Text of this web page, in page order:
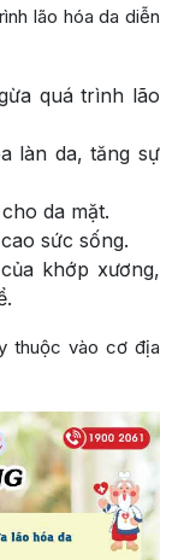
lão hóa da diễn
quá trình lão
làn da, tăng sự
da mặt.
sức sống.
khớp xương,
thuộc vào cơ địa